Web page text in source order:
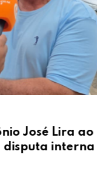
Lira ao
interna no